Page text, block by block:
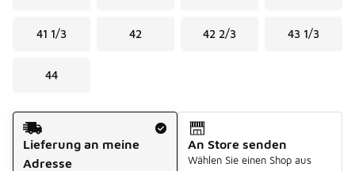
41 1/3 42 42 2/3 43 1/3
44
Versandart
Lieferung an meine
Adresse
An Store senden
Wählen Sie einen Shop aus